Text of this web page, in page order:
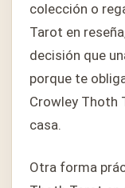
colección o
Tarot en
decisión que
porque te
Crowley Thoth
casa.
Otra forma